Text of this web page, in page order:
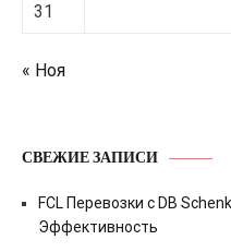
31
« Ноя
СВЕЖИЕ ЗАПИСИ
FCL Перевозки с DB
Эффективность